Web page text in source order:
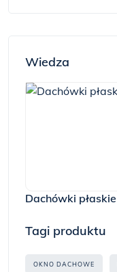
Wiedza
Dachówki
Tagi produktu
OKNO DACHOWE